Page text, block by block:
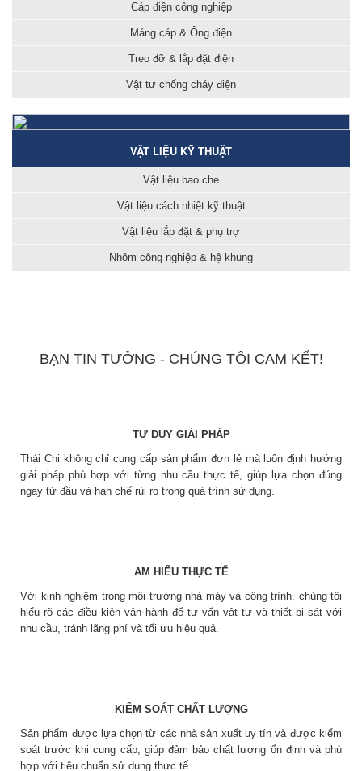
Cáp điện công nghiệp
Máng cáp & Ống điện
Treo đỡ & lắp đặt điện
Vật tư chống cháy điện
VẬT LIỆU KỸ THUẬT
Vật liệu bao che
Vật liệu cách nhiệt kỹ thuật
Vật liệu lắp đặt & phụ trợ
Nhôm công nghiệp & hệ khung
BẠN TIN TƯỞNG - CHÚNG TÔI CAM KẾT!
TƯ DUY GIẢI PHÁP
Thái Chi không chỉ cung cấp sản phẩm đơn lẻ mà luôn định hướng
giải pháp phù hợp với từng nhu cầu thực tế, giúp lựa chọn đúng
ngay từ đầu và hạn chế rủi ro trong quá trình sử dụng.
AM HIỂU THỰC TẾ
Với kinh nghiệm trong môi trường nhà máy và công trình, chúng tôi
hiểu rõ các điều kiện vận hành để tư vấn vật tư và thiết bị sát với
nhu cầu, tránh lãng phí và tối ưu hiệu quả.
KIỂM SOÁT CHẤT LƯỢNG
Sản phẩm được lựa chọn từ các nhà sản xuất uy tín và được kiểm
soát trước khi cung cấp, giúp đảm bảo chất lượng ổn định và phù
hợp với tiêu chuẩn sử dụng thực tế.